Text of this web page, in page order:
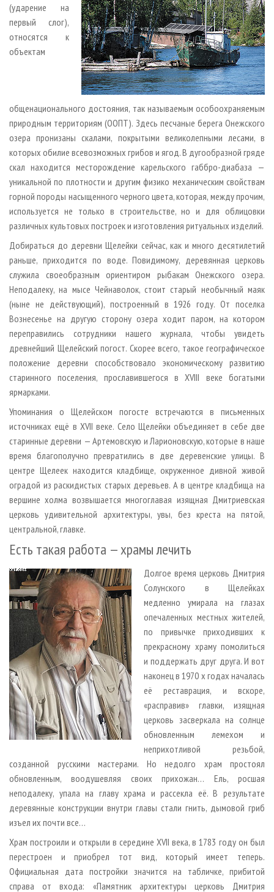
(ударение на
первый слог),
относятся к
объектам
общенационального достояния, так называемым особоохраняемым
природным территориям (ООПТ). Здесь песчаные берега Онежского
озера пронизаны скалами, покрытыми великолепными лесами, в
которых обилие всевозможных грибов и ягод. В дугообразной гряде
скал находится месторождение карельского габбро-диабаза —
уникальной по плотности и другим физико механическим свойствам
горной породы насыщенного черного цвета, которая, между прочим,
используется не только в строительстве, но и для облицовки
различных культовых построек и изготовления ритуальных изделий.
Добираться до деревни Щелейки сейчас, как и много десятилетий
раньше, приходится по воде. По­видимому, деревянная церковь
служила своеобразным ориентиром рыбакам Онежского озера.
Неподалеку, на мысе Чейнаволок, стоит старый необычный маяк
(ныне не действующий), построенный в 1926 году. От поселка
Вознесенье на другую сторону озера ходит паром, на котором
переправились сотрудники нашего журнала, чтобы увидеть
древнейший Щелейский погост. Скорее всего, такое географическое
положение деревни способствовало экономическому развитию
старинного поселения, прославившегося в XVIII веке богатыми
ярмарками.
Упоминания о Щелейском погосте встречаются в письменных
источниках ещё в XVII веке. Село Щелейки объединяет в себе две
старинные деревни — Артемовскую и Ларионовскую, которые в наше
время благополучно превратились в две деревенские улицы. В
центре Щелеек находится кладбище, окруженное дивной живой
оградой из раскидистых старых деревьев. А в центре кладбища на
вершине холма возвышается многоглавая изящная Дмитриевская
церковь удивительной архитектуры, увы, без креста на пятой,
центральной, главке.
Есть такая работа — храмы лечить
Долгое время церковь Дмитрия
Солунского в Щелейках
медленно умирала на глазах
опечаленных местных жителей,
по привычке приходивших к
прекрасному храму помолиться
и поддержать друг друга. И вот
наконец в 1970 х годах началась
её реставрация, и вскоре,
«расправив» главки, изящная
церковь засверкала на солнце
обновленным лемехом и
неприхотливой резьбой,
созданной русскими мастерами. Но недолго храм простоял
обновленным, воодушевляя своих прихожан… Ель, росшая
неподалеку, упала на главу храма и рассекла её. В результате
деревянные конструкции внутри главы стали гнить, дымовой гриб
изъел их почти все…
Храм построили и открыли в середине XVII века, в 1783 году он был
перестроен и приобрел тот вид, который имеет теперь.
Официальная дата постройки значится на табличке, прибитой
справа от входа: «Памятник архитектуры церковь Дмитрия